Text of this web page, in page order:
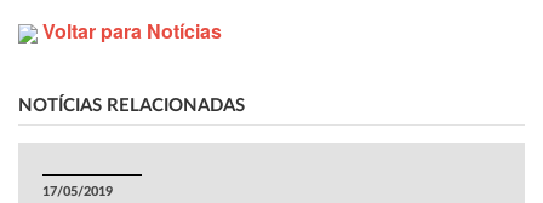
Voltar para Notícias
NOTÍCIAS RELACIONADAS
17/05/2019